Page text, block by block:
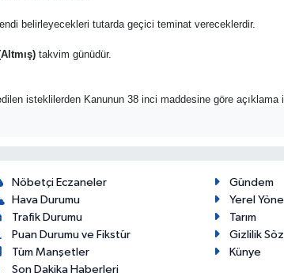
belirleyecekleri tutarda geçici teminat vereceklerdir.
takvim günüdür.
isteklilerden Kanunun 38 inci maddesine göre açıklama
Nöbetçi Eczaneler
Hava Durumu
Trafik Durumu
Puan Durumu ve Fikstür
Tüm Manşetler
Son Dakika Haberleri
Gündem
Yerel
Tarım
Gizlilik
Künye